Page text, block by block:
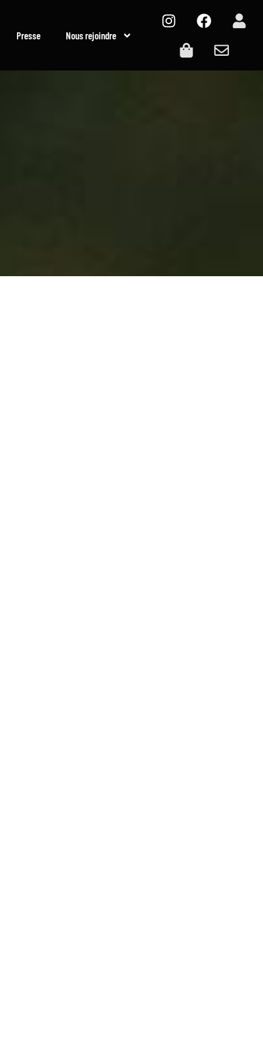
Presse Nous rejoindre